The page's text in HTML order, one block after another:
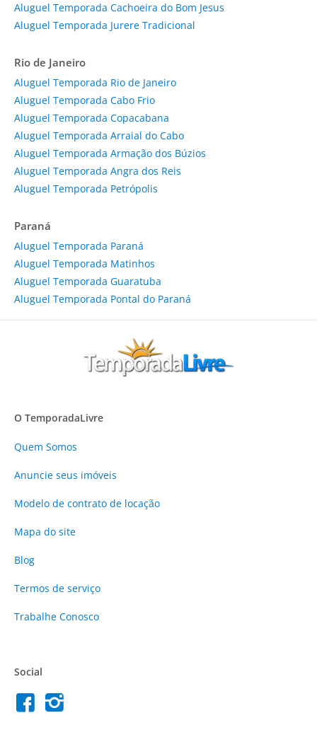
Aluguel Temporada Cachoeira do Bom Jesus
Aluguel Temporada Jurere Tradicional
Rio de Janeiro
Aluguel Temporada Rio de Janeiro
Aluguel Temporada Cabo Frio
Aluguel Temporada Copacabana
Aluguel Temporada Arraial do Cabo
Aluguel Temporada Armação dos Búzios
Aluguel Temporada Angra dos Reis
Aluguel Temporada Petrópolis
Paraná
Aluguel Temporada Paraná
Aluguel Temporada Matinhos
Aluguel Temporada Guaratuba
Aluguel Temporada Pontal do Paraná
O TemporadaLivre
Quem Somos
Anuncie seus imóveis
Modelo de contrato de locação
Mapa do site
Blog
Termos de serviço
Trabalhe Conosco
Social